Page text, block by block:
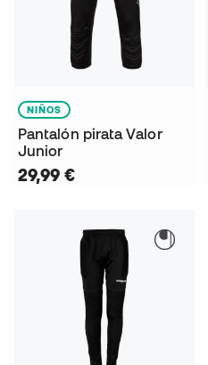
NIÑOS
Pantalón pirata Valor
Junior
29,99 €